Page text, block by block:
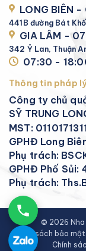
LONG BIÊN -
441B đường Bát
GIA LÂM -
342 Ỷ Lan, Thuận
07:30 -
Thông tin pháp
Công ty chủ
SỸ TRUNG
MST:
GPHĐ Long
Phụ trách:
GPHĐ Phố Sủi:
Phụ trách:
© 2026 Nha
Chính sách bảo mật
Chính